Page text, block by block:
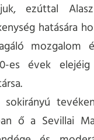
ezúttal
hatására
mozgalom
es évek
ő a Sevillai